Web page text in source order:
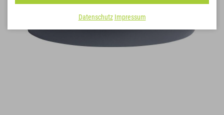
Datenschutz Impressum